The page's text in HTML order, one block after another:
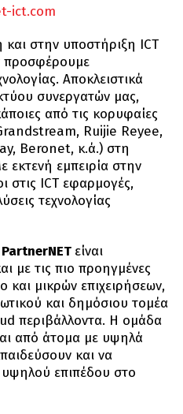
ict.com
στην υποστήριξη ICT
προσφέρουμε
Αποκλειστικά
συνεργατών μας,
από τις κορυφαίες
Ruijie Reyee,
Beronet, κ.ά.) στη
εκτενή εμπειρία στην
στις ICT εφαρμογές,
τεχνολογίας
PartnerNET είναι
με τις πιο προηγμένες
μικρών επιχειρήσεων,
και δημόσιου τομέα
περιβάλλοντα. Η ομάδα
από άτομα με υψηλά
και να
επιπέδου στο